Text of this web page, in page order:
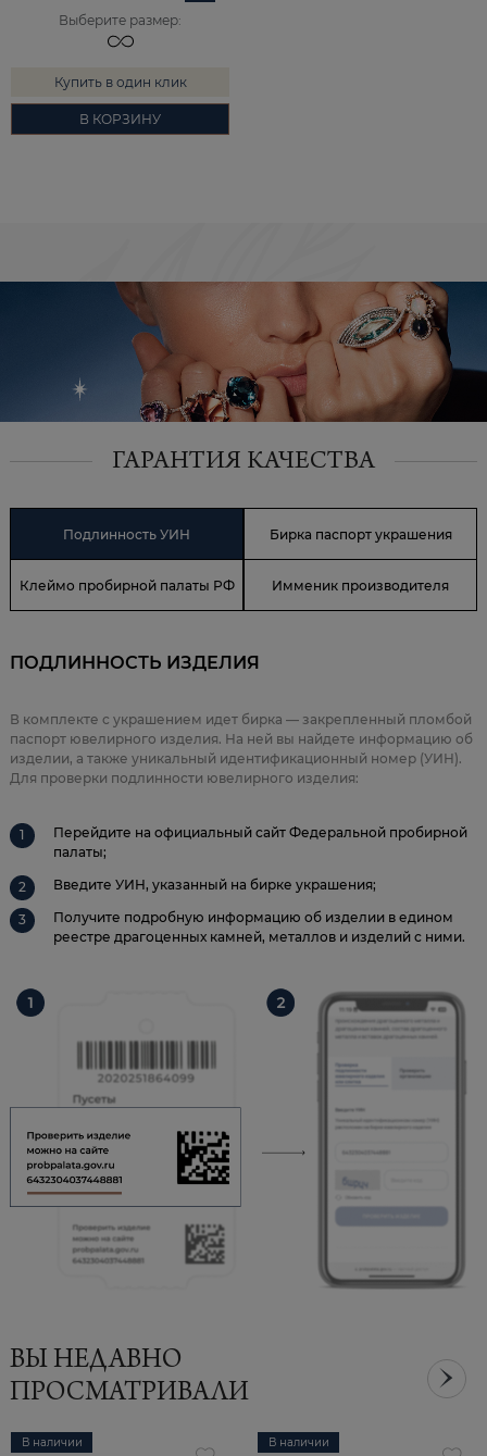
Выберите размер:
Купить в один клик
В КОРЗИНУ
ГАРАНТИЯ КАЧЕСТВА
Подлинность УИН Бирка паспорт украшения
Клеймо пробирной палаты РФ Имменик производителя
ПОДЛИННОСТЬ ИЗДЕЛИЯ
В комплекте с украшением идет бирка — закрепленный пломбой
паспорт ювелирного изделия. На ней вы найдете информацию об
изделии, а также уникальный идентификационный номер (УИН).
Для проверки подлинности ювелирного изделия:
Перейдите на официальный сайт Федеральной пробирной
палаты;
Введите УИН, указанный на бирке украшения;
Получите подробную информацию об изделии в едином
реестре драгоценных камней, металлов и изделий с ними.
ВЫ НЕДАВНО
ПРОСМАТРИВАЛИ
В наличии В наличии